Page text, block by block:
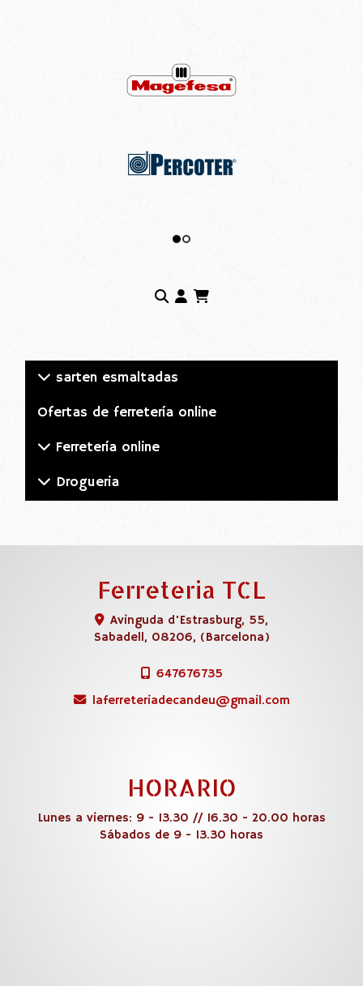
sarten esmaltadas
Ofertas de ferretería online
Ferretería online
Drogueria
Ferreteria TCL
Avinguda d'Estrasburg, 55,
Sabadell, 08206, (Barcelona)
647676735
laferreteriadecandeu
gmail.com
HORARIO
Lunes a viernes: 9 - 13.30 // 16.30 - 20.00 horas
Sábados de 9 - 13.30 horas